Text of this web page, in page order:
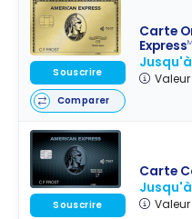
Carte
Express
Souscrire
Comparer
Carte
Souscrire